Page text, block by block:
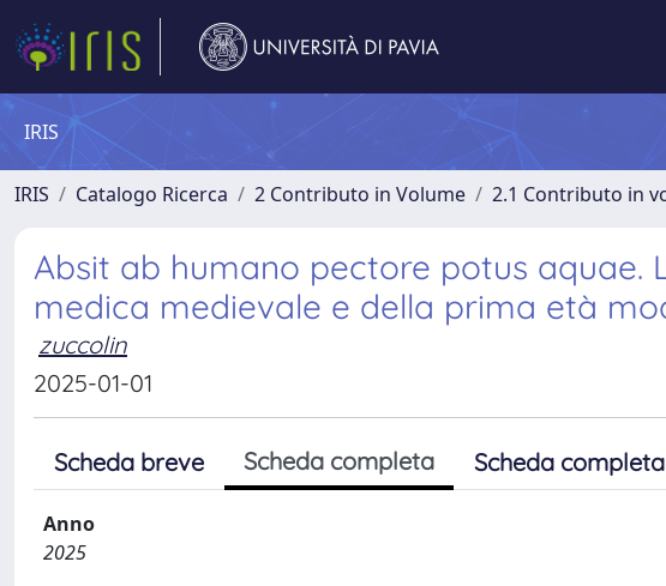
IRIS
IRIS Catalogo Ricerca 2 Contributo in Volume 2.1 Contributo in
Absit ab humano pectore potus aquae.
medica medievale e della prima età
zuccolin
2025-01-01
Scheda breve Scheda completa Scheda
Anno
2025